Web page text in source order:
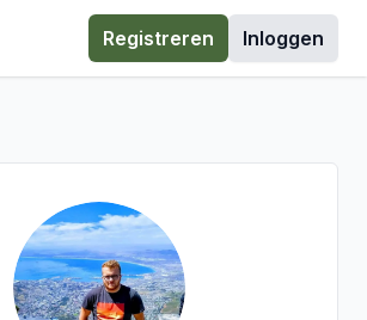
Registreren Inloggen